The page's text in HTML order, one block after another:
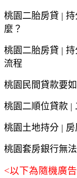
桃園 二胎房貸 | 持
麼？
桃園 二胎房貸 | 持
流程
桃園 民間貸款要
桃園 二順位貸款 |
桃園 土地持分 |
桃園套房銀行無
<以下為隨機廣